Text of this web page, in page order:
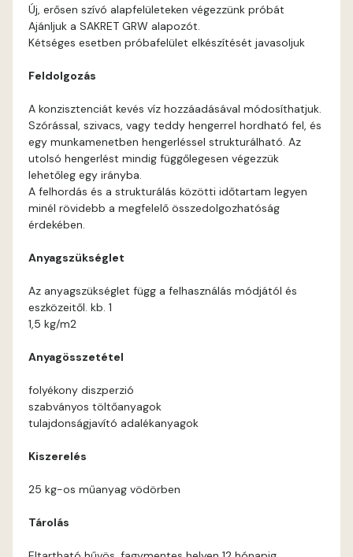
Brick C
Caramel B
Caramel C
Citrus B
Cognac D
Új, erősen szívó alapfelületeken végezzünk próbát
Ajánljuk a SAKRET GRW alapozót.
Kétséges esetben próbafelület elkészítését javasoljuk
Feldolgozás
A konzisztenciát kevés víz hozzáadásával módosíthatjuk.
Szórással, szivacs, vagy teddy hengerrel hordható fel, és
egy munkamenetben hengerléssel strukturálható. Az
utolsó hengerlést mindig függőlegesen végezzük
lehetőleg egy irányba.
A felhordás és a strukturálás közötti időtartam legyen
minél rövidebb a megfelelő összedolgozhatóság
érdekében.
Anyagszükséglet
Az anyagszükséglet függ a felhasználás módjától és
eszközeitől. kb. 1
1,5 kg/m2
Anyagösszetétel
folyékony diszperzió
szabványos töltőanyagok
tulajdonságjavító adalékanyagok
Kiszerelés
25 kg-os műanyag vödörben
Tárolás